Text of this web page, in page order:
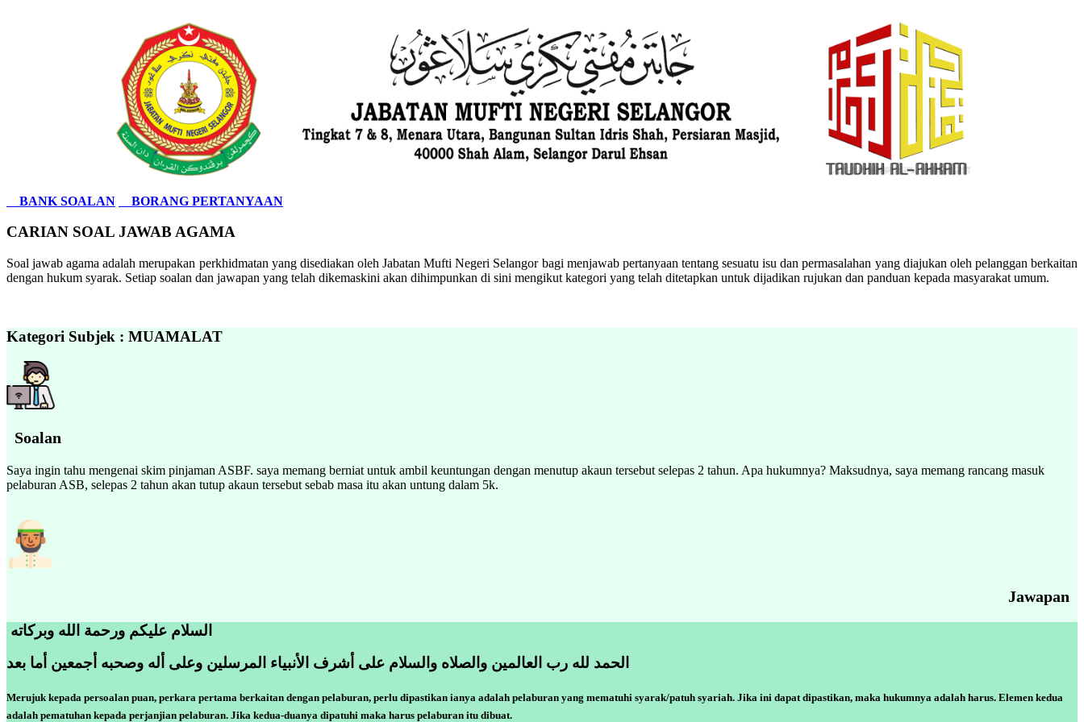
BANK SOALAN BORANG PERTANYAAN
CARIAN SOAL JAWAB AGAMA
Soal jawab agama adalah merupakan perkhidmatan yang disediakan oleh Jabatan Mufti Negeri Selangor bagi menjawab pertanyaan tentang sesuatu isu dan permasalahan yang diajukan oleh pelanggan berkaitan
dengan hukum syarak. Setiap soalan dan jawapan yang telah dikemaskini akan dihimpunkan di sini mengikut kategori yang telah ditetapkan untuk dijadikan rujukan dan panduan kepada masyarakat umum.
Kategori Subjek : MUAMALAT
Soalan
Saya ingin tahu mengenai skim pinjaman ASBF. saya memang berniat untuk ambil keuntungan dengan menutup akaun tersebut selepas 2 tahun. Apa hukumnya? Maksudnya, saya memang rancang masuk
pelaburan ASB, selepas 2 tahun akan tutup akaun tersebut sebab masa itu akan untung dalam 5k.
Jawapan
الحمد لله رب العالمين والصلاه والسلام على أشرف الأنبياء المرسلين وعلى أله وصحبه أجمعين أما بعد
Merujuk kepada persoalan puan, perkara pertama berkaitan dengan pelaburan, perlu dipastikan ianya adalah pelaburan yang mematuhi syarak/patuh syariah. Jika ini dapat dipastikan, maka hukumnya adalah harus. Elemen kedua
adalah pematuhan kepada perjanjian pelaburan. Jika kedua-duanya dipatuhi maka harus pelaburan itu dibuat.